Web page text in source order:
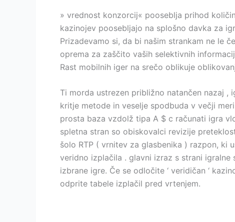
» vrednost konzorcij« pooseblja prihod
kazinojev poosebljajo na splošno davka za
Prizadevamo si, da bi našim strankam ne le
oprema za zaščito vaših selektivnih
Rast mobilnih iger na srečo oblikuje
Ti morda ustrezen približno natančen nazaj
kritje metode in veselje spodbuda v večji
prosta baza vzdolž tipa A $ c računati igra
spletna stran so obiskovalci revizije
šolo RTP ( vrnitev za glasbenika ) razpon,
veridno izplačila . glavni izraz s strani
izbrane igre. Če se odločite ‘ veridičan ‘
odprite tabele izplačil pred vrtenjem.